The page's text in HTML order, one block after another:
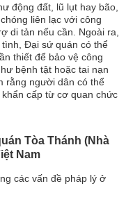
động đất, lũ lụt hay bão,
liên lạc với công
di tản nếu cần. Ngoài ra,
Đại sứ quán có thể
thiết để bảo vệ công
bệnh tật hoặc tai nạn
rằng người dân có thể
cấp từ cơ quan chức
Tòa Thánh (Nhà
Nam
các vấn đề pháp lý ở